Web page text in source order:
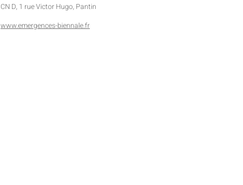
CN D, 1 rue Victor Hugo, Pantin
www.emergences-biennale.fr